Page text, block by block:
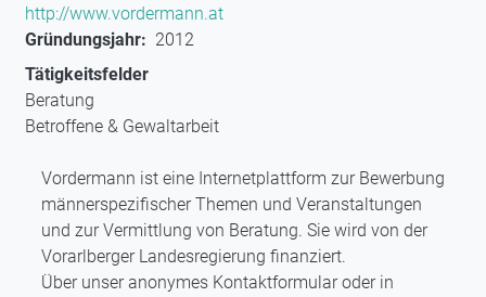
http://www.vordermann.at
Gründungsjahr
2012
Tätigkeitsfelder
Beratung
Betroffene & Gewaltarbeit
Vordermann ist eine Internetplattform zur Bewerbung
männerspezifischer Themen und Veranstaltungen
und zur Vermittlung von Beratung. Sie wird von der
Vorarlberger Landesregierung finanziert.
Über unser anonymes Kontaktformular oder in